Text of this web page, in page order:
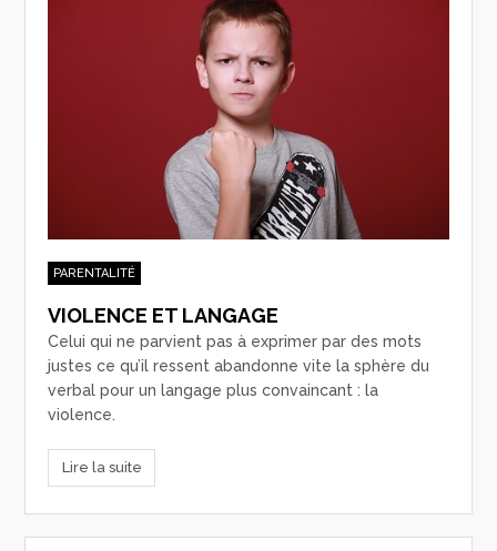
PARENTALITÉ
VIOLENCE ET LANGAGE
Celui qui ne parvient pas à exprimer par des mots
justes ce qu’il ressent abandonne vite la sphère du
verbal pour un langage plus convaincant : la
violence.
Lire la suite